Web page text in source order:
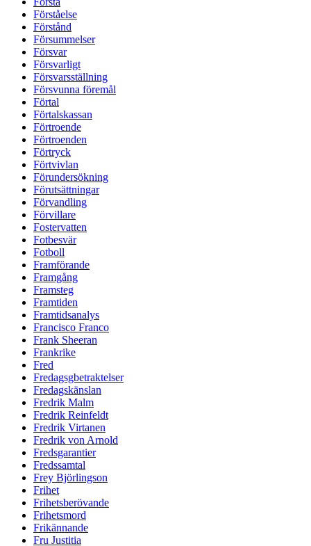
Förståelse
Förstånd
Försummelser
Försvar
Försvarligt
Försvarsställning
Försvunna föremål
Förtal
Förtalskassan
Förtroende
Förtroenden
Förtryck
Förtvivlan
Förundersökning
Förutsättningar
Förvandling
Förvillare
Fostervatten
Fotbesvär
Fotboll
Framförande
Framgång
Framsteg
Framtiden
Framtidsanalys
Francisco Franco
Frank Sheeran
Frankrike
Fred
Fredagsgbetraktelser
Fredagskänslan
Fredrik Malm
Fredrik Reinfeldt
Fredrik Virtanen
Fredrik von Arnold
Fredsgarantier
Fredssamtal
Frey Björlingson
Frihet
Frihetsberövande
Frihetsmord
Frikännande
Fru Justitia